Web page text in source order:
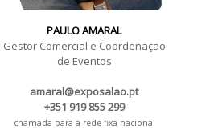
PAULO AMARAL
Gestor Comercial e Coordenação
de Eventos
amaral@exposalao.pt
+351 919 855 299
chamada para a rede fixa nacional